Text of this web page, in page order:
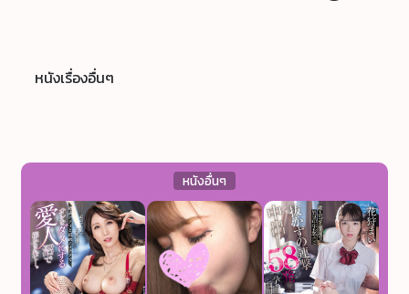
หนังเรื่องอื่นๆ
หนังอื่นๆ